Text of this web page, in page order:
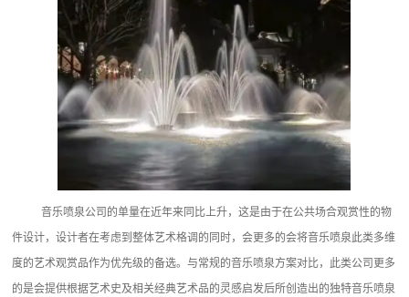
音乐喷泉公司的单量在近年来同比上升，这是由于在公共场合观赏性的物
件设计，设计者在考虑到整体艺术格调的同时，会更多的会将音乐喷泉此类多维
度的艺术观赏品作为优先级的备选。与常规的音乐喷泉方案对比，此类公司更多
的是会提供根据艺术史及相关经典艺术品的灵感启发后所创造出的独特音乐喷泉